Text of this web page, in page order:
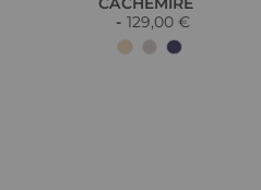
129,00 €